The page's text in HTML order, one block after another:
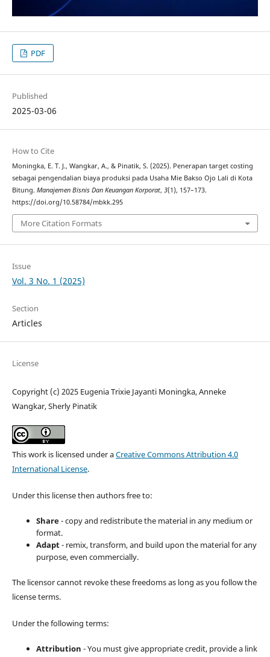
PDF
Published
2025-03-06
How to Cite
Moningka, E. T. J., Wangkar, A., & Pinatik, S. (2025). Penerapan target costing
sebagai pengendalian biaya produksi pada Usaha Mie Bakso Ojo Lali di Kota
Bitung. Manajemen Bisnis Dan Keuangan Korporat, 3(1), 157–173.
https://doi.org/10.58784/mbkk.295
More Citation Formats
Issue
Vol. 3 No. 1 (2025)
Section
Articles
License
Copyright (c) 2025 Eugenia Trixie Jayanti Moningka, Anneke
Wangkar, Sherly Pinatik
This work is licensed under aCreative Commons Attribution 4.0
International License.
Under this license then authors free to:
Share- copy and redistribute the material in any medium or
format.
Adapt- remix, transform, and build upon the material for any
purpose, even commercially.
The licensor cannot revoke these freedoms as long as you follow the
license terms.
Under the following terms:
Attribution - You must give appropriate credit, provide a link